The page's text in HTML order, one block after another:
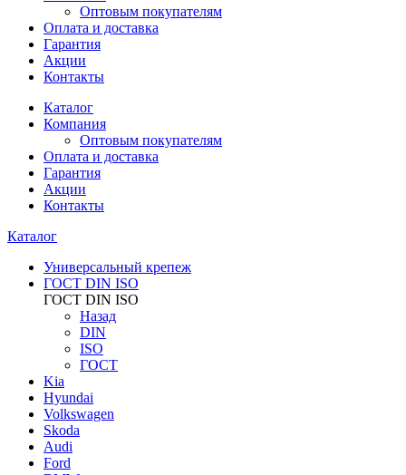
Оптовым покупателям
Оплата и доставка
Гарантия
Акции
Контакты
Каталог
Компания
Оптовым покупателям
Оплата и доставка
Гарантия
Акции
Контакты
Каталог
Универсальный крепеж
ГОСТ DIN ISO
ГОСТ DIN ISO
Назад
DIN
ISO
ГОСТ
Kia
Hyundai
Volkswagen
Skoda
Audi
Ford